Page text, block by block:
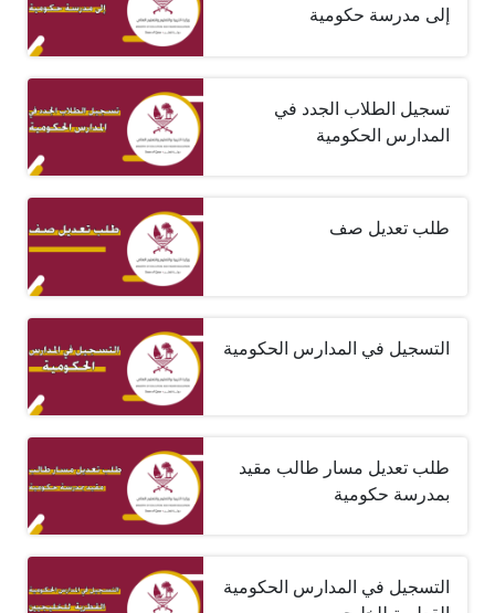
إلى مدرسة حكومية
تسجيل الطلاب الجدد في
المدارس الحكومية
طلب تعديل صف
التسجيل في المدارس الحكومية
طلب تعديل مسار طالب مقيد
بمدرسة حكومية
التسجيل في المدارس الحكومية